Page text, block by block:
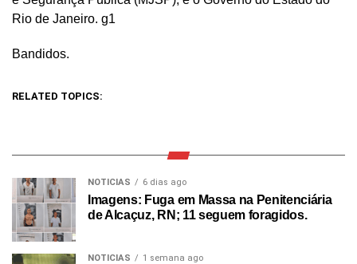
Rio de Janeiro. g1
Bandidos.
RELATED TOPICS:
NOTICIAS 6 dias ago
Imagens: Fuga em Massa na Penitenciária
de Alcaçuz, RN; 11 seguem foragidos.
NOTICIAS 1 semana ago